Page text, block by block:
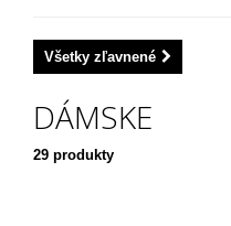
UK 8 ( EU 42 )(1)
UK 3,5 ( EU 36 )(2)
Všetky zľavnené
DÁMSKE
29 produkty